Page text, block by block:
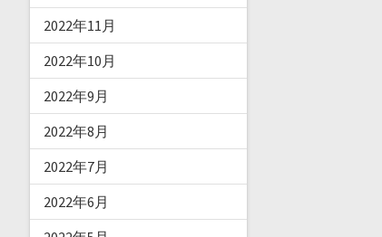
2022年11月
2022年10月
2022年9月
2022年8月
2022年7月
2022年6月